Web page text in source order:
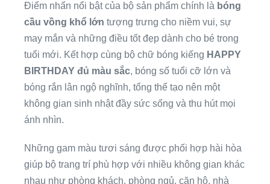
Điểm nhấn nổi bật của bộ sản phẩm chính là bóng
cầu vồng khổ lớn tượng trưng cho niềm vui, sự
may mắn và những điều tốt đẹp dành cho bé trong
tuổi mới. Kết hợp cùng bộ chữ bóng kiếng HAPPY
BIRTHDAY đủ màu sắc, bóng số tuổi cỡ lớn và
bóng rắn lân ngộ nghĩnh, tổng thể tạo nên một
không gian sinh nhật đầy sức sống và thu hút mọi
ánh nhìn.
Những gam màu tươi sáng được phối hợp hài hòa
giúp bộ trang trí phù hợp với nhiều không gian khác
nhau như phòng khách, phòng ngủ, căn hộ, nhà